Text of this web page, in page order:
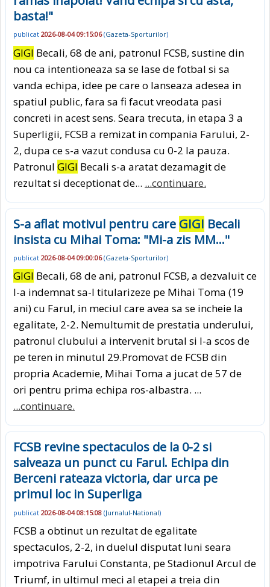
basta!"
publicat 2026-08-04 09:15:06(Gazeta-Sporturilor)
GIGI Becali, 68 de ani, patronul FCSB, sustine din
nou ca intentioneaza sa se lase de fotbal si sa
vanda echipa, idee pe care o lanseaza adesea in
spatiul public, fara sa fi facut vreodata pasi
concreti in acest sens. Seara trecuta, in etapa 3 a
Superligii, FCSB a remizat in compania Farului, 2-
2, dupa ce s-a vazut condusa cu 0-2 la pauza.
Patronul GIGI Becali s-a aratat dezamagit de
rezultat si deceptionat de... ...continuare.
S-a aflat motivul pentru care GIGI Becali
insista cu Mihai Toma: "Mi-a zis MM..."
publicat 2026-08-04 09:00:06(Gazeta-Sporturilor)
GIGI Becali, 68 de ani, patronul FCSB, a dezvaluit ce
l-a indemnat sa-l titularizeze pe Mihai Toma (19
ani) cu Farul, in meciul care avea sa se incheie la
egalitate, 2-2. Nemultumit de prestatia underului,
patronul clubului a intervenit brutal si l-a scos de
pe teren in minutul 29.Promovat de FCSB din
propria Academie, Mihai Toma a jucat de 57 de
ori pentru prima echipa ros-albastra. ...
...continuare.
FCSB revine spectaculos de la 0-2 si
salveaza un punct cu Farul. Echipa din
Berceni rateaza victoria, dar urca pe
primul loc in Superliga
publicat 2026-08-04 08:15:08 (Jurnalul-National)
FCSB a obtinut un rezultat de egalitate
spectaculos, 2-2, in duelul disputat luni seara
impotriva Farului Constanta, pe Stadionul Arcul de
Triumf, in ultimul meci al etapei a treia din